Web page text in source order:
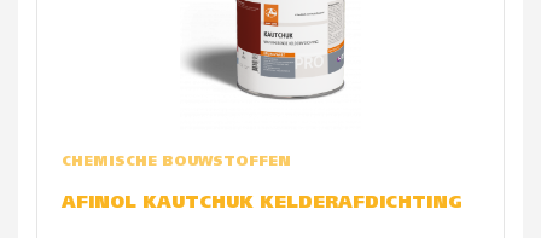
CHEMISCHE BOUWSTOFFEN
AFINOL KAUTCHUK KELDERAFDICHTING